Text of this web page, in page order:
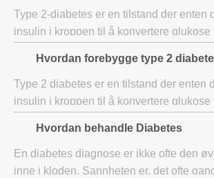
Type 2-diabetes er en tilstand der enten
insulin i kroppen til å konvertere
lang sikt tilstand som ikk
Hvordan forebygge type 2
Type 2 diabetes er en tilstand der enten
insulin i kroppen til å konvertere
lang sikt tilstand som ikk
Hvordan behandle Diabetes
En diabetes diagnose er ikke ofte den
inne i kloden. Sannheten er, det ofte